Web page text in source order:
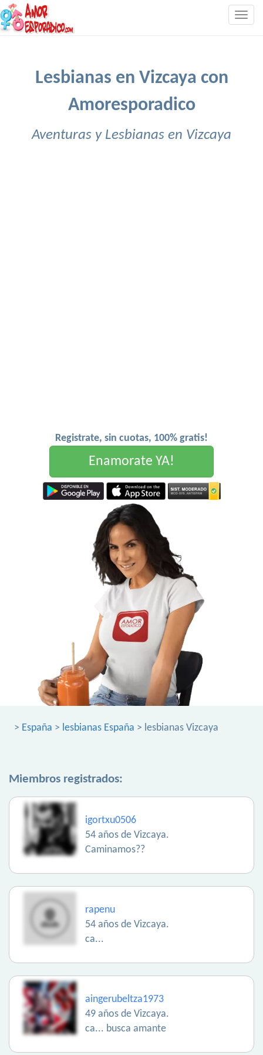
Lesbianas en Vizcaya con
Amoresporadico
Aventuras y Lesbianas en Vizcaya
Registrate, sin cuotas, 100% gratis!
Enamorate YA!
> España > lesbianas España > lesbianas Vizcaya
Miembros registrados:
igortxu0506
54 años de Vizcaya.
Caminamos??
rapenu
54 años de Vizcaya.
ca...
aingerubeltza1973
49 años de Vizcaya.
ca... busca amante